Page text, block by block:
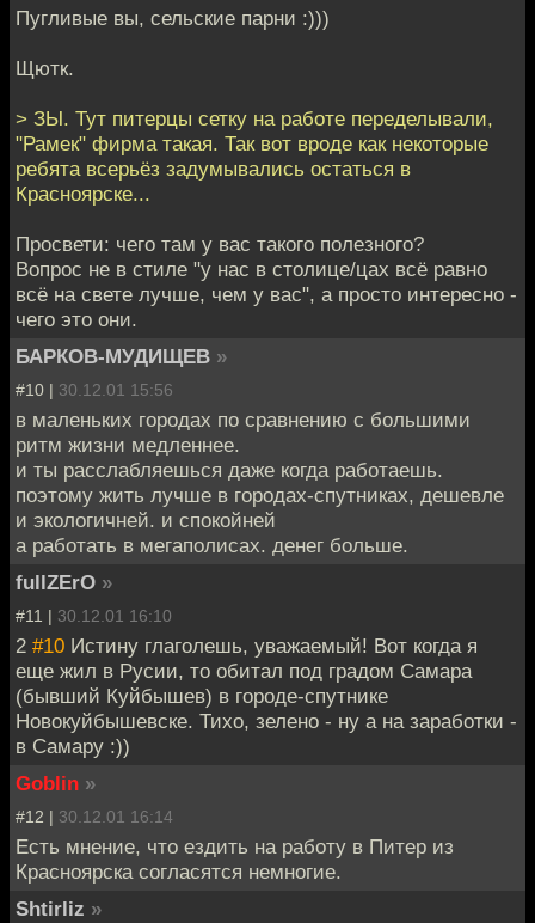
Пугливые вы, сельские парни :)))
Щютк.
> ЗЫ. Тут питерцы сетку на работе переделывали,
"Рамек" фирма такая. Так вот вроде как некоторые
ребята всерьёз задумывались остаться в
Красноярске...
Просвети: чего там у вас такого полезного?
Вопрос не в стиле "у нас в столице/цах всё равно
всё на свете лучше, чем у вас", а просто интересно -
чего это они.
БАРКОВ-МУДИЩЕВ »
#10 | 30.12.01 15:56
в маленьких городах по сравнению с большими
ритм жизни медленнее.
и ты расслабляешься даже когда работаешь.
поэтому жить лучше в городах-спутниках, дешевле
и экологичней. и спокойней
а работать в мегаполисах. денег больше.
fullZErO »
#11 | 30.12.01 16:10
2 #10 Истину глаголешь, уважаемый! Вот когда я
еще жил в Русии, то обитал под градом Самара
(бывший Куйбышев) в городе-спутнике
Новокуйбышевске. Тихо, зелено - ну а на заработки -
в Самару :))
Goblin »
#12 | 30.12.01 16:14
Есть мнение, что ездить на работу в Питер из
Красноярска согласятся немногие.
Shtirliz »